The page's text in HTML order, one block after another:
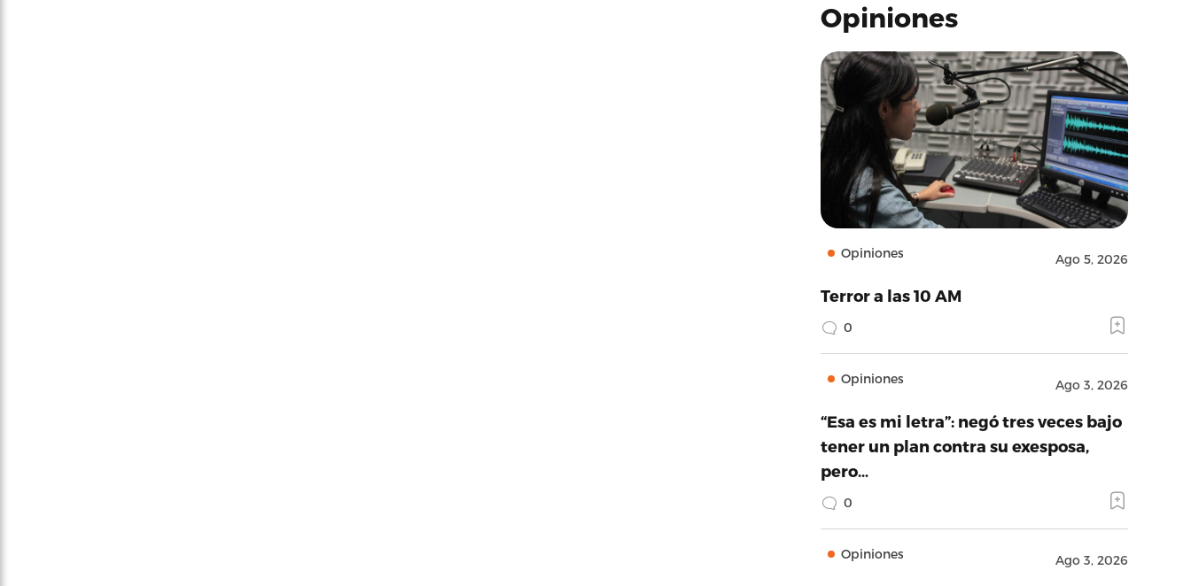
Opiniones
Opiniones Ago 5, 2026
Terror a las 10 AM
0
Opiniones Ago 3, 2026
“Esa es mi letra”: negó tres veces bajo
tener un plan contra su exesposa,
pero…
0
Opiniones Ago 3, 2026